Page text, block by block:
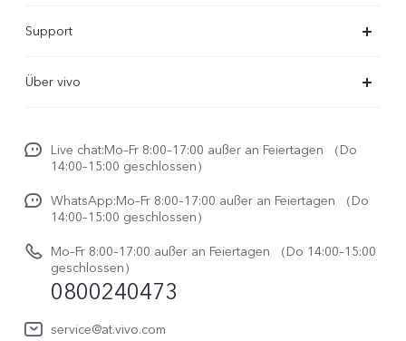
X300
V70 FE
vivo Buds Air3
Support
Funtouch OS
IMEI-Authentifizierung
System Verbesserung
Reparaturerfassung
Benutzerhandbuch
Log aktualisieren
Über vivo
Impressum
Rechtliche Hinweise
vivo Datenschutzcenter
Live chat:Mo–Fr 8:00–17:00 außer an Feiertagen （Do
14:00–15:00 geschlossen）
WhatsApp:Mo–Fr 8:00–17:00 außer an Feiertagen （Do
14:00–15:00 geschlossen）
Mo–Fr 8:00–17:00 außer an Feiertagen （Do 14:00–15:00
geschlossen）
0800240473
service@at.vivo.com